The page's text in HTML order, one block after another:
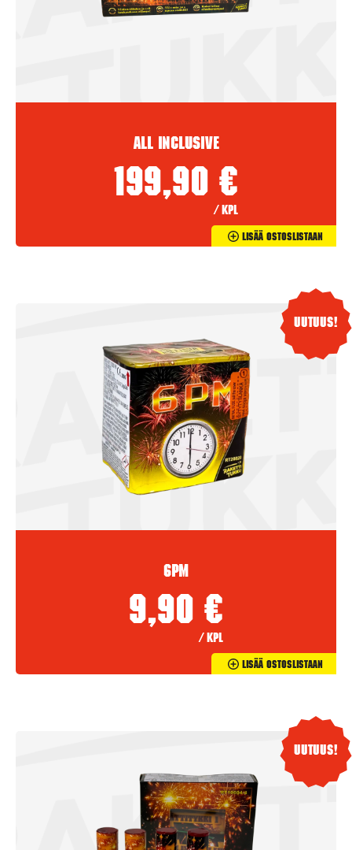
All Inclusive
199,90 €
/ kpl
Lisää Ostoslistaan
Uutuus!
6PM
9,90 €
/ kpl
Lisää Ostoslistaan
Uutuus!